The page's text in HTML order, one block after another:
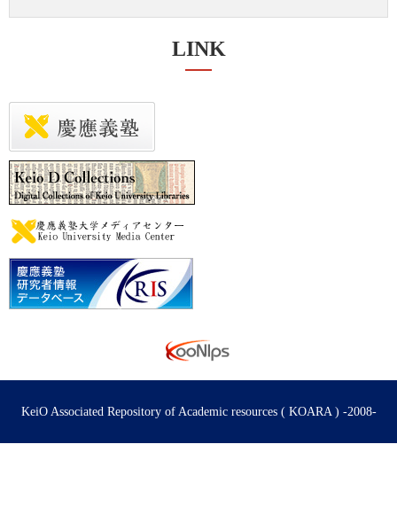
LINK
KeiO Associated Repository of Academic resources ( KOARA ) -2008-